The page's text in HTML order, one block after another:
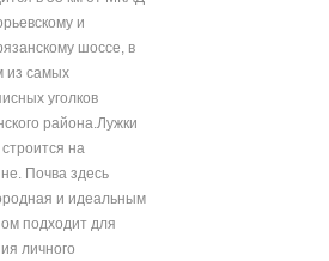
и
шоссе, в
из самых
уголков
района.Лужки
на
Почва здесь
и идеальным
подходит для
личного